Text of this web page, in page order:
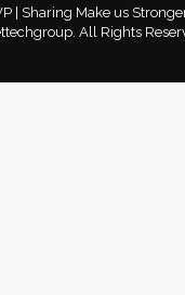
| Sharing Make us
All Rights